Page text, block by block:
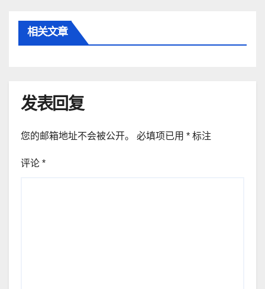
相关文章
发表回复
您的邮箱地址不会被公开。 必填项已用 * 标注
评论 *